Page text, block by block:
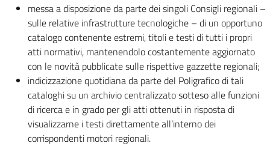
messa a disposizione da parte dei singoli Consigli regionali –
sulle relative infrastrutture tecnologiche – di un opportuno
catalogo contenente estremi, titoli e testi di tutti i propri
atti normativi, mantenendolo costantemente aggiornato
con le novità pubblicate sulle rispettive gazzette regionali;
indicizzazione quotidiana da parte del Poligrafico di tali
cataloghi su un archivio centralizzato sotteso alle funzioni
di ricerca e in grado per gli atti ottenuti in risposta di
visualizzarne i testi direttamente all’interno dei
corrispondenti motori regionali.